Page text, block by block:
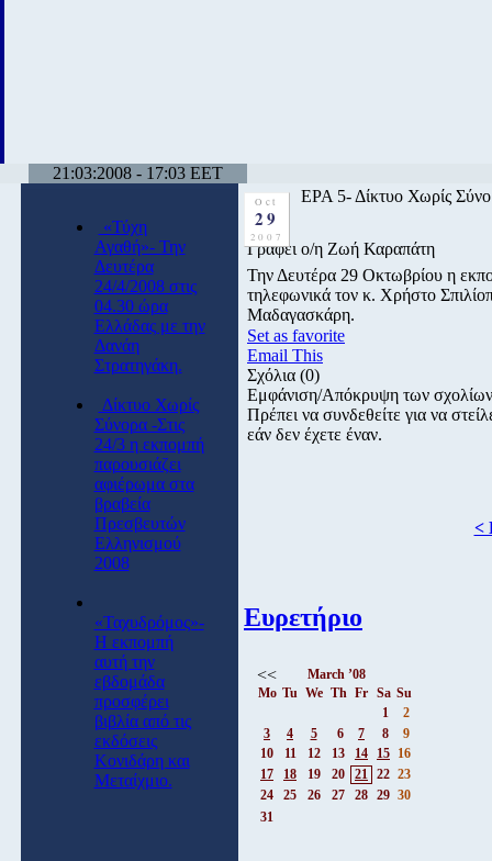
21:03:2008 - 17:03 EET
«Τύχη
Αγαθή»- Την
Δευτέρα
24/4/2008 στις
04.30 ώρα
Ελλάδας με την
Δανάη
Στρατηγάκη.
Δίκτυο Χωρίς
Σύνορα -Στις
24/3 η εκπομπή
παρουσιάζει
αφιέρωμα στα
βραβεία
Πρεσβευτών
Ελληνισμού
2008
«Ταχυδρόμος»-
Η εκπομπή
αυτή την
εβδομάδα
προσφέρει
βιβλία από τις
εκδόσεις
Κονιδάρη και
Μεταίχμιο.
Oct
29
2007
ΕΡΑ 5- Δίκτυο Χωρίς
Γράφει ο/η Ζωή Καραπάτη
Την Δευτέρα 29 Οκτωβρίου η
τηλεφωνικά τον κ. Χρήστο
Μαδαγασκάρη.
Set as favorite
Email This
Σχόλια (0)
Εμφάνιση/Απόκρυψη των σχολίων
Πρέπει να συνδεθείτε για να
εάν δεν έχετε έναν.
<
Ευρετήριο
<<
March ’08
Mo Tu We Th Fr Sa Su
1
2
3
4 5 6 7 8
9
10
11 12 13 14 15 16
17
18 19 20 21 22 23
24
25 26 27 28 29 30
31